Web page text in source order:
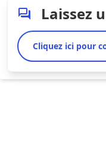
Laissez
Cliquez ici pour